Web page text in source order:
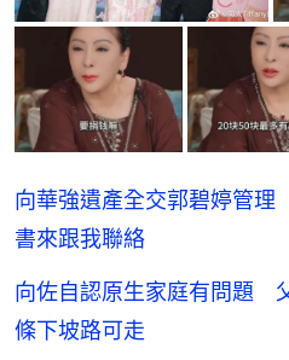
向華強遺產全交郭碧婷管
書來跟我聯絡
向佐自認原生家庭有問題
條下坡路可走